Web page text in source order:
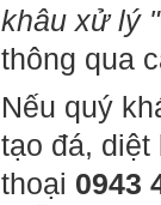
khâu xử lý
thông qua
Nếu quý
tạo đá,
thoại 0943